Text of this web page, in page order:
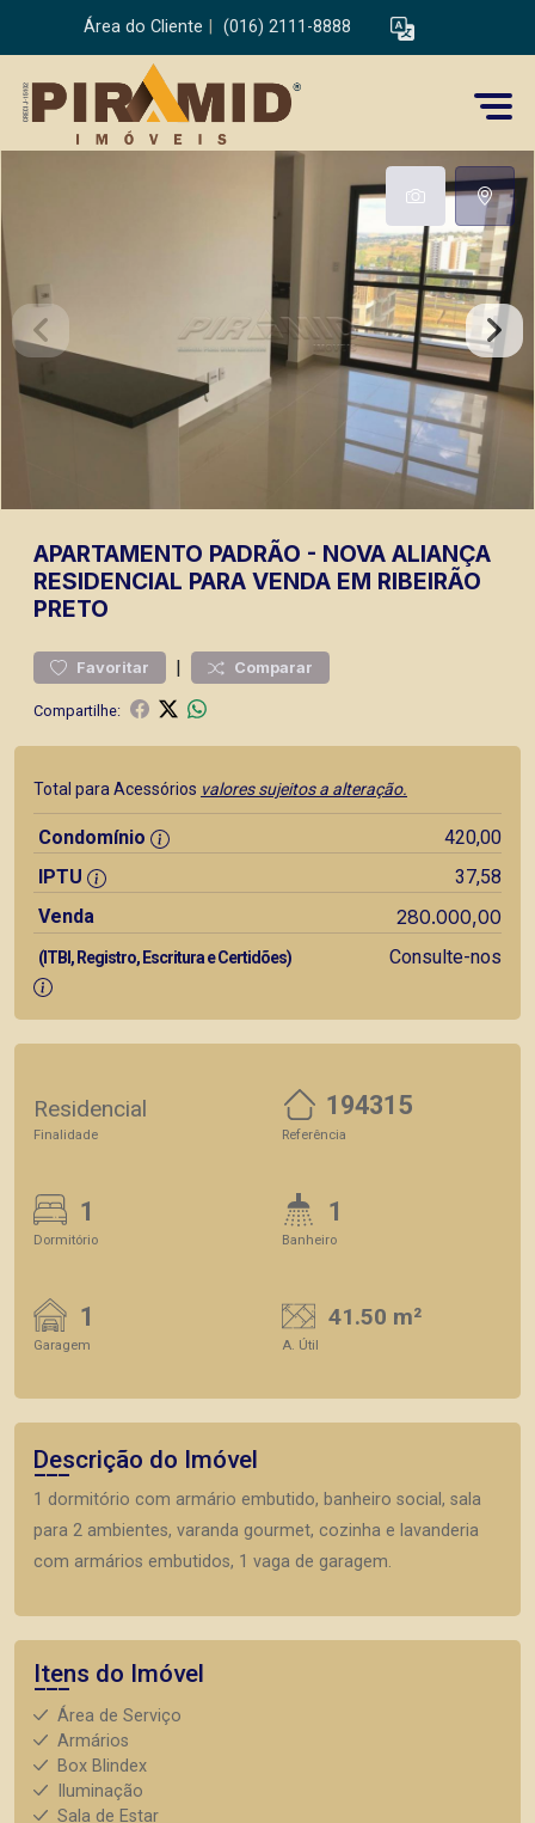
Área do Cliente (016) 2111-8888
APARTAMENTO PADRÃO - NOVA ALIANÇA
RESIDENCIAL PARA VENDA EM RIBEIRÃO
PRETO
Favoritar | Comparar
Compartilhe:
Total para Acessórios valores sujeitos a alteração.
Condomínio
420,00
IPTU
37,58
Venda
280.000,00
(ITBI, Registro, Escritura e Certidões) Consulte-nos
Residencial
Finalidade
194315
Referência
1
Dormitório
1
Banheiro
1
Garagem
41.50 m²
A. Útil
Descrição do Imóvel
1 dormitório com armário embutido, banheiro social, sala
para 2 ambientes, varanda gourmet, cozinha e lavanderia
com armários embutidos, 1 vaga de garagem.
Itens do Imóvel
Área de Serviço
Armários
Box Blindex
Iluminação
Sala de Estar